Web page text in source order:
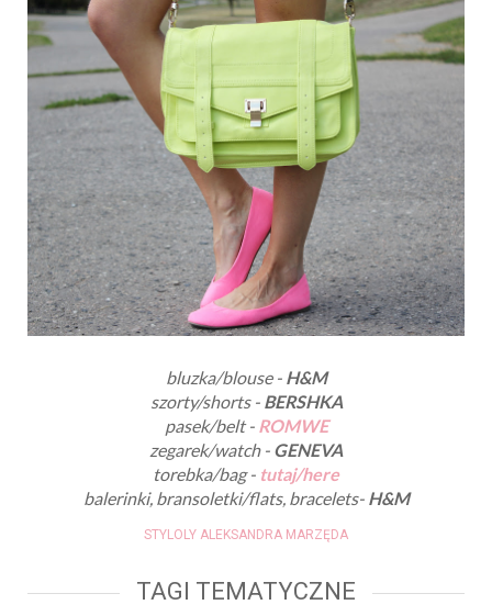
bluzka/blouse - H&M
szorty/shorts - BERSHKA
pasek/belt - ROMWE
zegarek/watch - GENEVA
torebka/bag - tutaj/here
balerinki, bransoletki/flats, bracelets- H&M
STYLOLY ALEKSANDRA MARZĘDA
TAGI TEMATYCZNE